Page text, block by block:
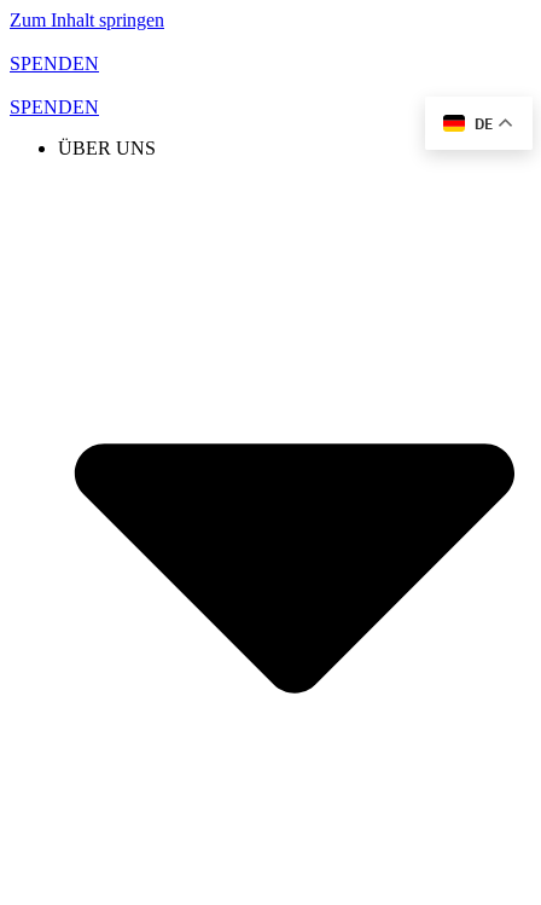
Zum Inhalt springen
SPENDEN
SPENDEN
ÜBER UNS
DE